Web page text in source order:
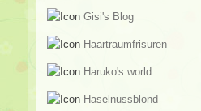
Gisi's Blog
Haartraumfrisuren
Haruko's world
Haselnussblond